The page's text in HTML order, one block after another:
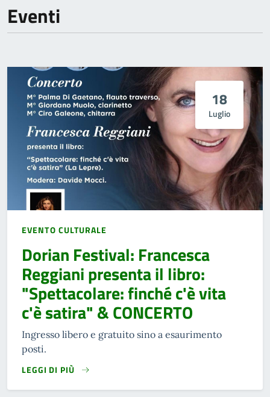
Eventi
18
Luglio
EVENTO CULTURALE
Dorian Festival: Francesca
Reggiani presenta il libro:
"Spettacolare: finché c'è vita
c'è satira" & CONCERTO
Ingresso libero e gratuito sino a esaurimento
posti.
LEGGI DI PIÙ